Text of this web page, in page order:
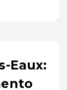
Eaux: